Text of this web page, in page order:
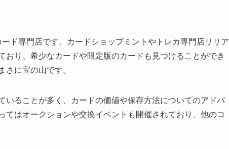
ド専門店です。カードショップミントやトレカ専門店リリア
おり、希少なカードや限定版のカードも見つけることができ
さに宝の山です。
いることが多く、カードの価値や保存方法についてのアドバ
はオークションや交換イベントも開催されており、他のコ